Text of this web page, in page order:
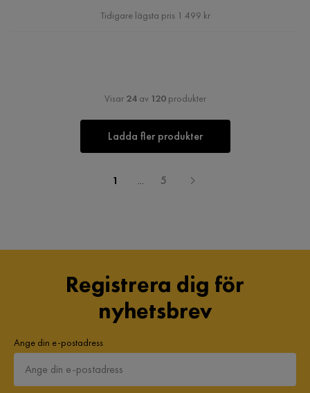
Pris
Tidigare lägsta pris 1 499 kr
Visar 24av 120produkter
Ladda fler produkter
1 ... 5
Registrera dig för
nyhetsbrev
Ange din e-postadress